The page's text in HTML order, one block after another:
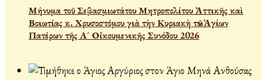
Μήνυμα τοῦ Σεβασμιωτάτου Μητροπολίτου Ἀττικῆς καὶ
Βοιωτίας κ. Χρυσοστόμου γιὰ τὴν Κυριακὴ τῶν Ἁγίων
Πατέρων τῆς Α´ Οἰκουμενικῆς Συνόδου 2026